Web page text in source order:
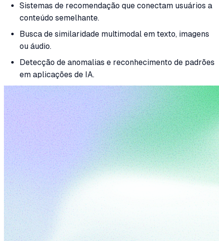
Sistemas de recomendação que conectam usuários a
conteúdo semelhante.
Busca de similaridade multimodal em texto, imagens
ou áudio.
Detecção de anomalias e reconhecimento de padrões
em aplicações de IA.